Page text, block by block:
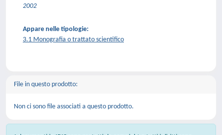
2002
Appare nelle tipologie:
3.1 Monografia o trattato scientifico
File in questo prodotto:
Non ci sono file associati a questo prodotto.